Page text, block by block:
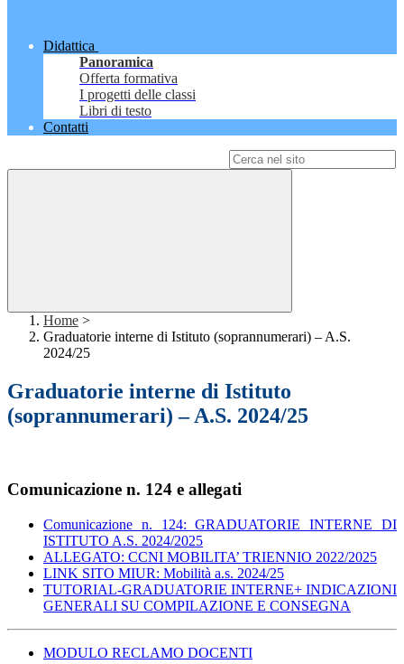
Didattica
Panoramica
Offerta formativa
I progetti delle classi
Libri di testo
Contatti
Home >
Graduatorie interne di Istituto (soprannumerari) – A.S.
2024/25
Graduatorie interne di Istituto
(soprannumerari) – A.S. 2024/25
Comunicazione n. 124 e allegati
Comunicazione n. 124: GRADUATORIE INTERNE DI
ISTITUTO A.S. 2024/2025
ALLEGATO: CCNI MOBILITA’ TRIENNIO 2022/2025
LINK SITO MIUR: Mobilità a.s. 2024/25
TUTORIAL-GRADUATORIE INTERNE+ INDICAZIONI
GENERALI SU COMPILAZIONE E CONSEGNA
MODULO RECLAMO DOCENTI